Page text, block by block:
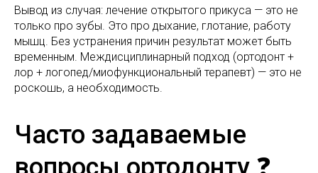
Вывод из случая: лечение открытого прикуса — это не
только про зубы. Это про дыхание, глотание, работу
мышц. Без устранения причин результат может быть
временным. Междисциплинарный подход (ортодонт +
лор + логопед/миофункциональный терапевт) — это не
роскошь, а необходимость.
Часто задаваемые